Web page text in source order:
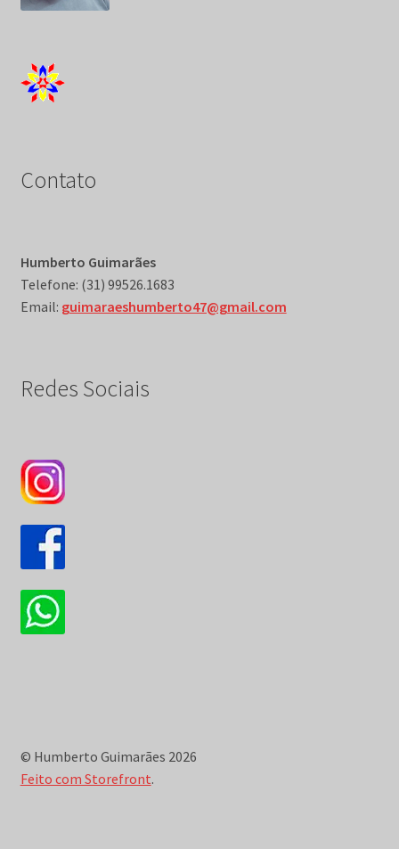
Contato
Humberto Guimarães
Telefone: (31) 99526.1683
Email: guimaraeshumberto47@gmail.com
Redes Sociais
© Humberto Guimarães 2026
Feito com Storefront.